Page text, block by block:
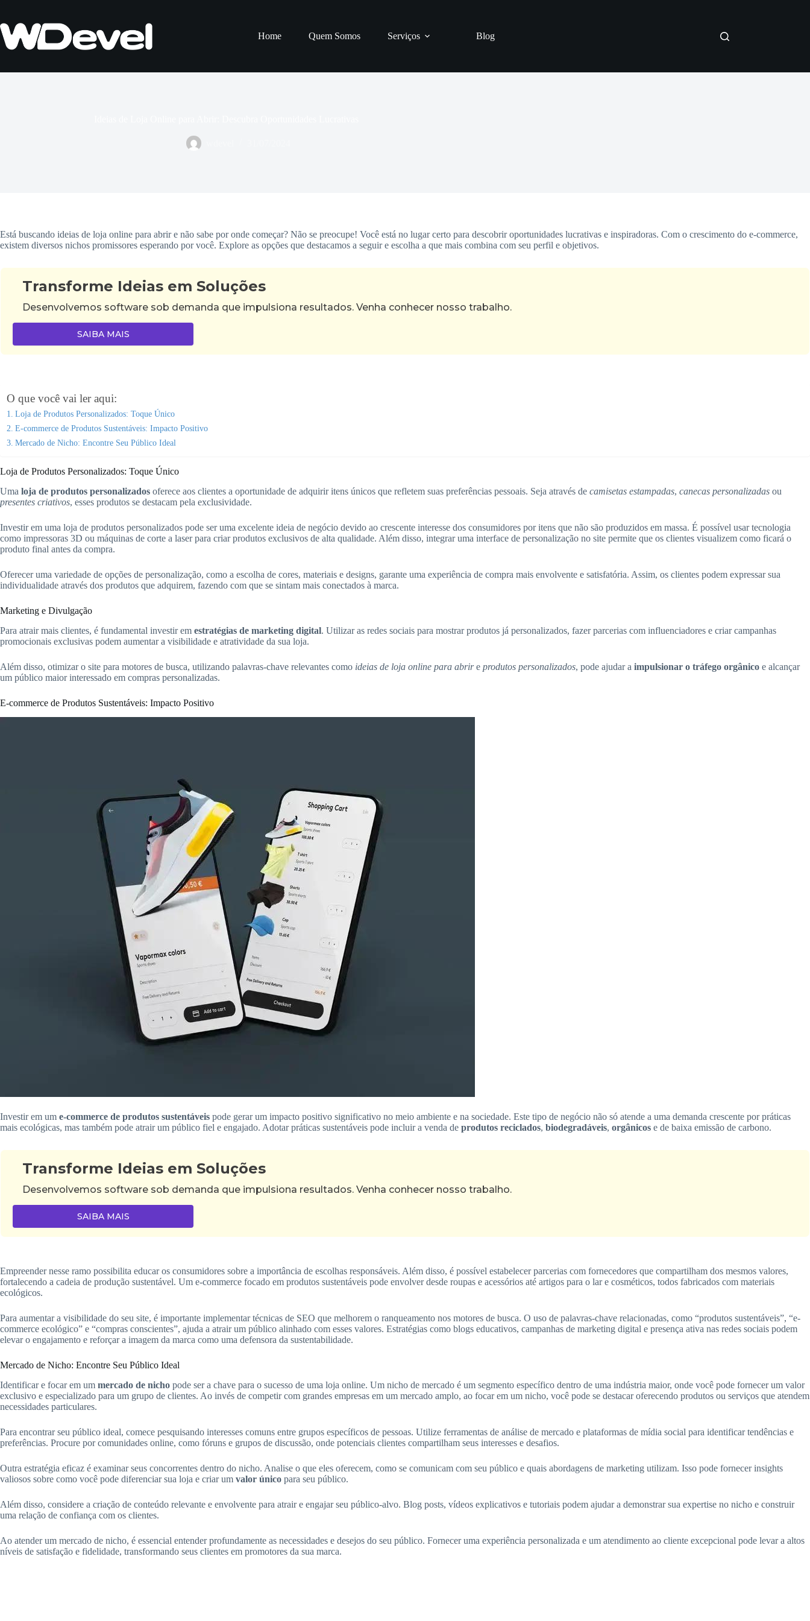
o
conteúdo
Home Quem Somos Serviços Blog
Está buscando ideias de loja online para abrir e não sabe por onde começar? Não se preocupe! Você está no lugar certo para descobrir oportunidades lucrativas e inspiradoras. Com o crescimento do e-commerce,
existem diversos nichos promissores esperando por você. Explore as opções que destacamos a seguir e escolha a que mais combina com seu perfil e objetivos.
Transforme Ideias em Soluções
Desenvolvemos software sob demanda que impulsiona resultados. Venha conhecer nosso trabalho.
SAIBA MAIS
O que você vai ler aqui:
Loja de Produtos Personalizados: Toque Único
E-commerce de Produtos Sustentáveis: Impacto Positivo
Mercado de Nicho: Encontre Seu Público Ideal
Loja de Produtos Personalizados: Toque Único
Uma loja de produtos personalizados oferece aos clientes a oportunidade de adquirir itens únicos que refletem suas preferências pessoais. Seja através de camisetas estampadas, canecas personalizadas ou
presentes criativos, esses produtos se destacam pela exclusividade.
Investir em uma loja de produtos personalizados pode ser uma excelente ideia de negócio devido ao crescente interesse dos consumidores por itens que não são produzidos em massa. É possível usar tecnologia
como impressoras 3D ou máquinas de corte a laser para criar produtos exclusivos de alta qualidade. Além disso, integrar uma interface de personalização no site permite que os clientes visualizem como ficará o
produto final antes da compra.
Oferecer uma variedade de opções de personalização, como a escolha de cores, materiais e designs, garante uma experiência de compra mais envolvente e satisfatória. Assim, os clientes podem expressar sua
individualidade através dos produtos que adquirem, fazendo com que se sintam mais conectados à marca.
Marketing e Divulgação
Para atrair mais clientes, é fundamental investir em estratégias de marketing digital. Utilizar as redes sociais para mostrar produtos já personalizados, fazer parcerias com influenciadores e criar campanhas
promocionais exclusivas podem aumentar a visibilidade e atratividade da sua loja.
Além disso, otimizar o site para motores de busca, utilizando palavras-chave relevantes como ideias de loja online para abrire produtos personalizados, pode ajudar a impulsionar o tráfego orgânico e alcançar
um público maior interessado em compras personalizadas.
E-commerce de Produtos Sustentáveis: Impacto Positivo
Investir em um e-commerce de produtos sustentáveis pode gerar um impacto positivo significativo no meio ambiente e na sociedade. Este tipo de negócio não só atende a uma demanda crescente por práticas
mais ecológicas, mas também pode atrair um público fiel e engajado. Adotar práticas sustentáveis pode incluir a venda de produtos reciclados, biodegradáveis, orgânicos e de baixa emissão de carbono.
Transforme Ideias em Soluções
Desenvolvemos software sob demanda que impulsiona resultados. Venha conhecer nosso trabalho.
SAIBA MAIS
Empreender nesse ramo possibilita educar os consumidores sobre a importância de escolhas responsáveis. Além disso, é possível estabelecer parcerias com fornecedores que compartilham dos mesmos valores,
fortalecendo a cadeia de produção sustentável. Um e-commerce focado em produtos sustentáveis pode envolver desde roupas e acessórios até artigos para o lar e cosméticos, todos fabricados com materiais
ecológicos.
Para aumentar a visibilidade do seu site, é importante implementar técnicas de SEO que melhorem o ranqueamento nos motores de busca. O uso de palavras-chave relacionadas, como “produtos sustentáveis”, “e-
commerce ecológico” e “compras conscientes”, ajuda a atrair um público alinhado com esses valores. Estratégias como blogs educativos, campanhas de marketing digital e presença ativa nas redes sociais podem
elevar o engajamento e reforçar a imagem da marca como uma defensora da sustentabilidade.
Mercado de Nicho: Encontre Seu Público Ideal
Identificar e focar em um mercado de nicho pode ser a chave para o sucesso de uma loja online. Um nicho de mercado é um segmento específico dentro de uma indústria maior, onde você pode fornecer um valor
exclusivo e especializado para um grupo de clientes. Ao invés de competir com grandes empresas em um mercado amplo, ao focar em um nicho, você pode se destacar oferecendo produtos ou serviços que atendem
necessidades particulares.
Para encontrar seu público ideal, comece pesquisando interesses comuns entre grupos específicos de pessoas. Utilize ferramentas de análise de mercado e plataformas de mídia social para identificar tendências e
preferências. Procure por comunidades online, como fóruns e grupos de discussão, onde potenciais clientes compartilham seus interesses e desafios.
Outra estratégia eficaz é examinar seus concorrentes dentro do nicho. Analise o que eles oferecem, como se comunicam com seu público e quais abordagens de marketing utilizam. Isso pode fornecer insights
valiosos sobre como você pode diferenciar sua loja e criar um valor único para seu público.
Além disso, considere a criação de conteúdo relevante e envolvente para atrair e engajar seu público-alvo. Blog posts, vídeos explicativos e tutoriais podem ajudar a demonstrar sua expertise no nicho e construir
uma relação de confiança com os clientes.
Ao atender um mercado de nicho, é essencial entender profundamente as necessidades e desejos do seu público. Fornecer uma experiência personalizada e um atendimento ao cliente excepcional pode levar a altos
níveis de satisfação e fidelidade, transformando seus clientes em promotores da sua marca.